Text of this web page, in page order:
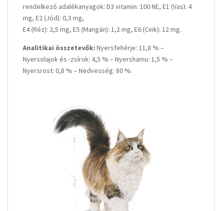
rendelkező adalékanyagok: D3 vitamin: 100 NE, E1 (Vas): 4
mg, E2 (Jód): 0,3 mg,
E4 (Réz): 2,5 mg, E5 (Mangán): 1,2 mg, E6 (Cink): 12 mg.
Analitikai összetevők: Nyersfehérje: 11,8 % –
Nyersolajok és -zsírok: 4,5 % – Nyershamu: 1,5 % –
Nyersrost: 0,8 % – Nedvesség: 80 %.